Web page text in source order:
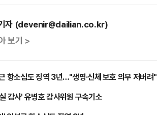
자 (devenir@dailian.co.kr)
보기 >
항소심도 징역 3년…"생명·신체 보호 의무 저버려"
감사' 유병호 감사위원 구속기소